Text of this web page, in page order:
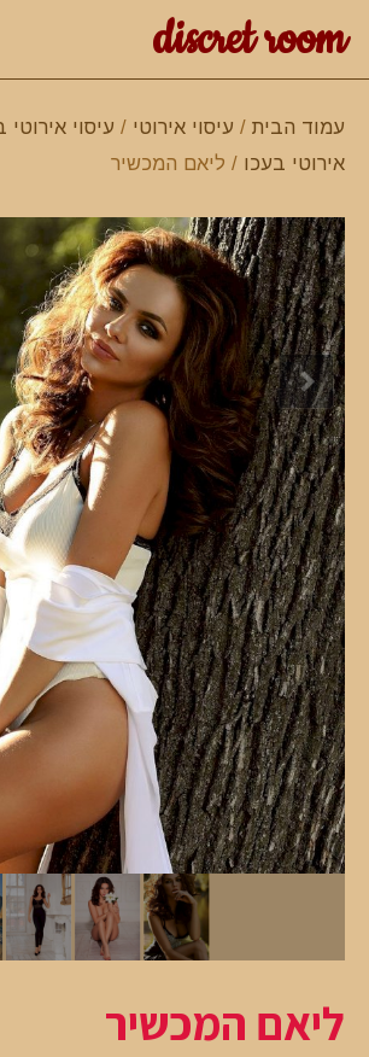
discret room
עמוד הבית / עיסוי אירוטי / עיסוי אירוטי
אירוטי בעכו / ליאם המכשיר
ליאם המכשיר